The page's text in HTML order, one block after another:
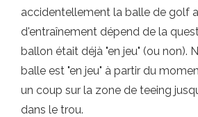
accidentellement la balle de golf
d'entraînement dépend de la
ballon était déjà "en jeu" (ou non).
balle est "en jeu" à partir du
un coup sur la zone de teeing
dans le trou.